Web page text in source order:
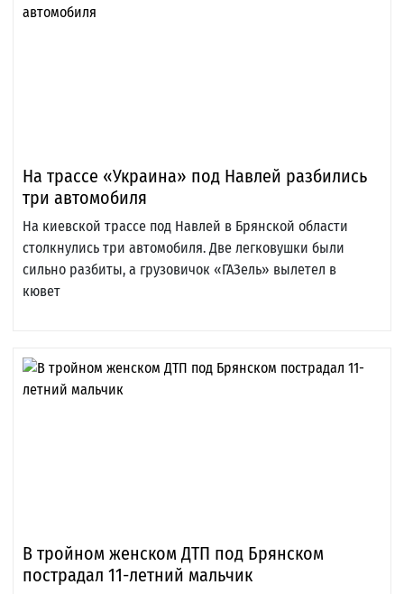
На трассе «Украина» под Навлей разбились
три автомобиля
На киевской трассе под Навлей в Брянской области
столкнулись три автомобиля. Две легковушки были
сильно разбиты, а грузовичок «ГАЗель» вылетел в
кювет
В тройном женском ДТП под Брянском
пострадал 11-летний мальчик